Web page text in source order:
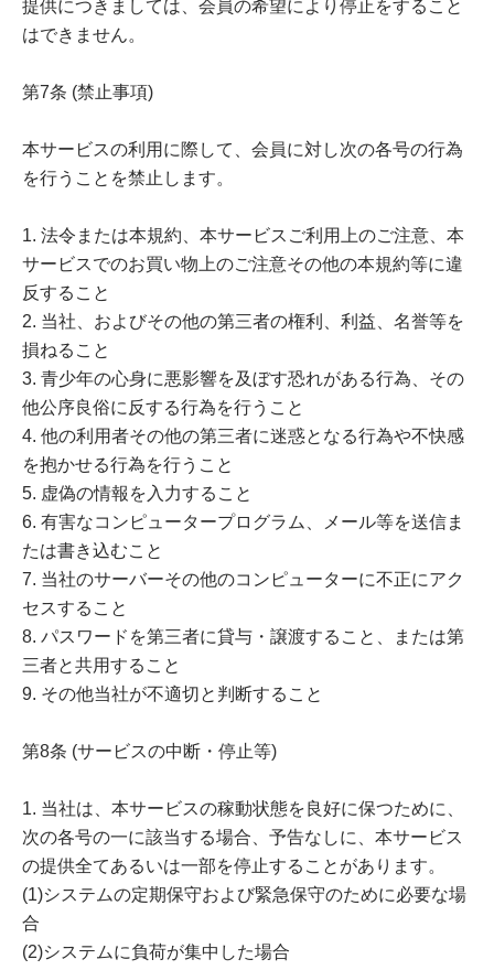
提供につきましては、会員の希望により停止をすること
はできません。
第7条 (禁止事項)
本サービスの利用に際して、会員に対し次の各号の行為
を行うことを禁止します。
1. 法令または本規約、本サービスご利用上のご注意、本
サービスでのお買い物上のご注意その他の本規約等に違
反すること
2. 当社、およびその他の第三者の権利、利益、名誉等を
損ねること
3. 青少年の心身に悪影響を及ぼす恐れがある行為、その
他公序良俗に反する行為を行うこと
4. 他の利用者その他の第三者に迷惑となる行為や不快感
を抱かせる行為を行うこと
5. 虚偽の情報を入力すること
6. 有害なコンピュータープログラム、メール等を送信ま
たは書き込むこと
7. 当社のサーバーその他のコンピューターに不正にアク
セスすること
8. パスワードを第三者に貸与・譲渡すること、または第
三者と共用すること
9. その他当社が不適切と判断すること
第8条 (サービスの中断・停止等)
1. 当社は、本サービスの稼動状態を良好に保つために、
次の各号の一に該当する場合、予告なしに、本サービス
の提供全てあるいは一部を停止することがあります。
(1)システムの定期保守および緊急保守のために必要な場
合
(2)システムに負荷が集中した場合